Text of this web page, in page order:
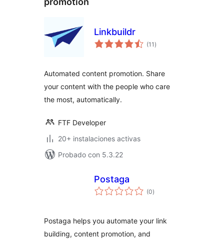
Linkbuildr
(11 total
de
)
Automated content promotion. Share
your content with the people who care
the most, automatically.
FTF Developer
20+ instalaciones activas
Probado con 5.3.22
Postaga
(0total
de
)
Postaga helps you automate your link
building, content promotion, and